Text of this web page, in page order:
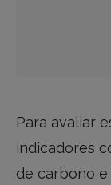
Para avaliar
indicadores
de carbono